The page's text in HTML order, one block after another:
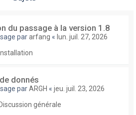
du passage à la version 1.8
pararfang « lun. juil. 27, 2026
Installation
donnés
parARGH « jeu. juil. 23, 2026
Discussion générale